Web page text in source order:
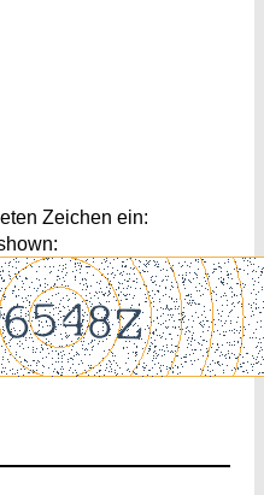
Zeichen ein: